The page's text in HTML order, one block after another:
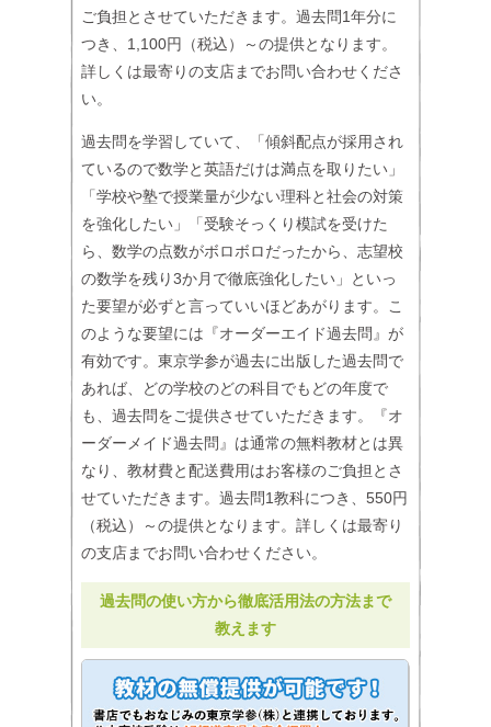
ご負担とさせていただきます。過去問1年分に
つき、1,100円（税込）～の提供となります。
詳しくは最寄りの支店までお問い合わせくださ
い。
過去問を学習していて、「傾斜配点が採用され
ているので数学と英語だけは満点を取りたい」
「学校や塾で授業量が少ない理科と社会の対策
を強化したい」「受験そっくり模試を受けた
ら、数学の点数がボロボロだったから、志望校
の数学を残り3か月で徹底強化したい」といっ
た要望が必ずと言っていいほどあがります。こ
のような要望には『オーダーエイド過去問』が
有効です。東京学参が過去に出版した過去問で
あれば、どの学校のどの科目でもどの年度で
も、過去問をご提供させていただきます。『オ
ーダーメイド過去問』は通常の無料教材とは異
なり、教材費と配送費用はお客様のご負担とさ
せていただきます。過去問1教科につき、550円
（税込）～の提供となります。詳しくは最寄り
の支店までお問い合わせください。
過去問の使い方から徹底活用法の方法まで
教えます